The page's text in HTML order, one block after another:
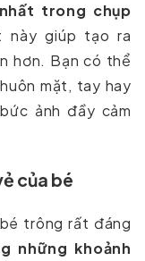
trong chụp
này giúp tạo ra
hơn. Bạn có thể
mặt, tay hay
ảnh đầy cảm
của bé
trông rất đáng
những khoảnh